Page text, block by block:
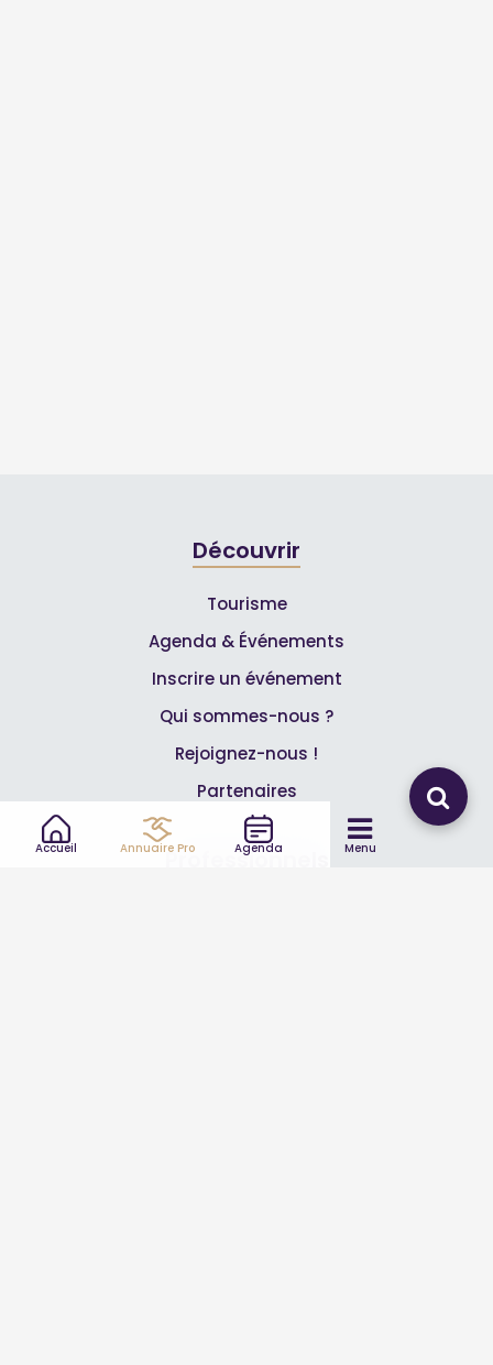
Accueil Annuaire Pro Agenda Menu
Découvrir
Tourisme
Agenda & Événements
Inscrire un événement
Qui sommes-nous ?
Rejoignez-nous !
Partenaires
Professionnels